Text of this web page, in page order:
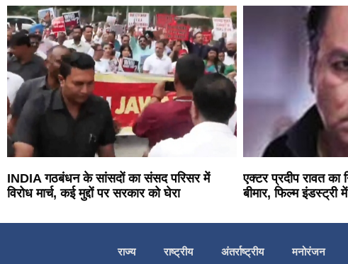
INDIA गठबंधन के सांसदों का संसद परिसर में
विरोध मार्च, कई मुद्दों पर सरकार को घेरा
एक्टर प्रदीप रावत
बीमार, फिल्म इंडस्ट्री
राज्य राष्ट्रीय अंतर्राष्ट्रीय मनोरंजन